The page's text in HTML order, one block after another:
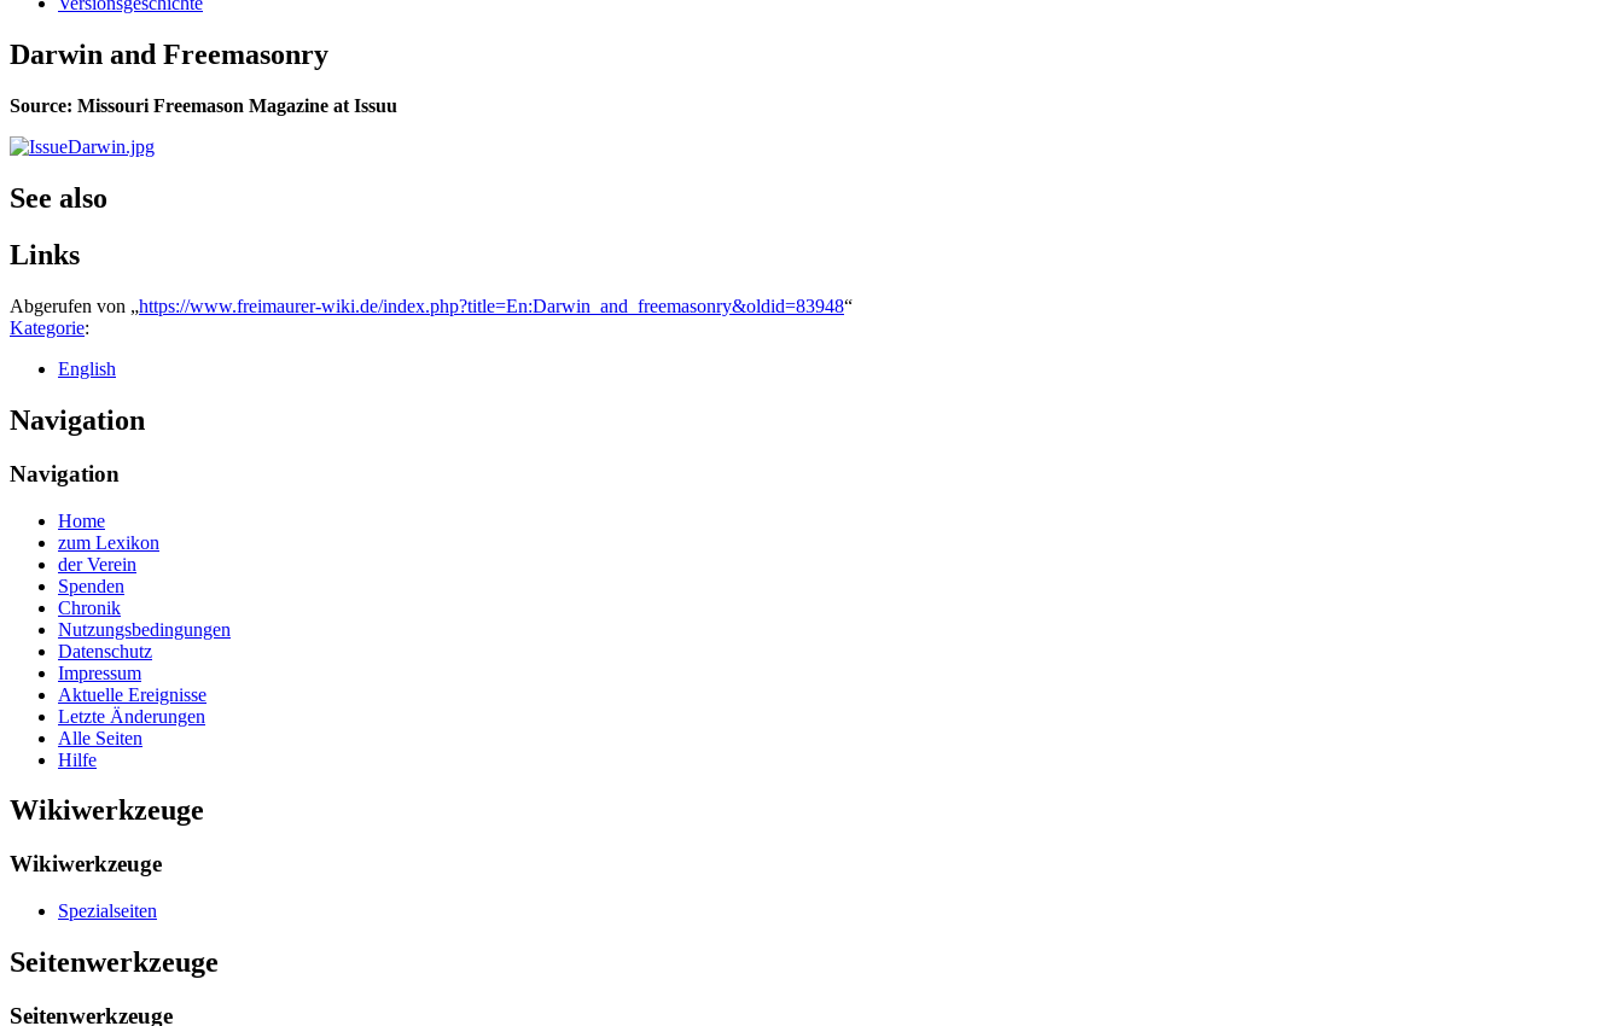
Darwin and Freemasonry
Source: Missouri Freemason Magazine at Issuu
See also
Links
Abgerufen von „https://www.freimaurer-wiki.de/index.php?title=En:Darwin_and_freemasonry&oldid=83948“
Kategorie:
English
Navigation
Navigation
Home
zum Lexikon
der Verein
Spenden
Chronik
Nutzungsbedingungen
Datenschutz
Impressum
Aktuelle Ereignisse
Letzte Änderungen
Alle Seiten
Hilfe
Wikiwerkzeuge
Wikiwerkzeuge
Spezialseiten
Seitenwerkzeuge
Seitenwerkzeuge